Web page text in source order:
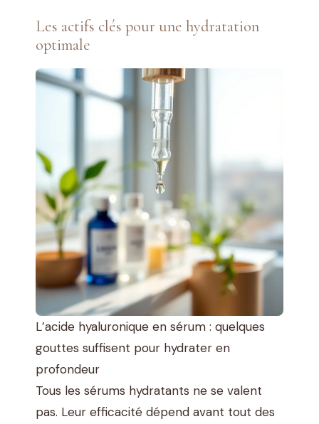
Les actifs clés pour une hydratation
optimale
L’acide hyaluronique en sérum : quelques
gouttes suffisent pour hydrater en
profondeur
Tous les sérums hydratants ne se valent
pas. Leur efficacité dépend avant tout des